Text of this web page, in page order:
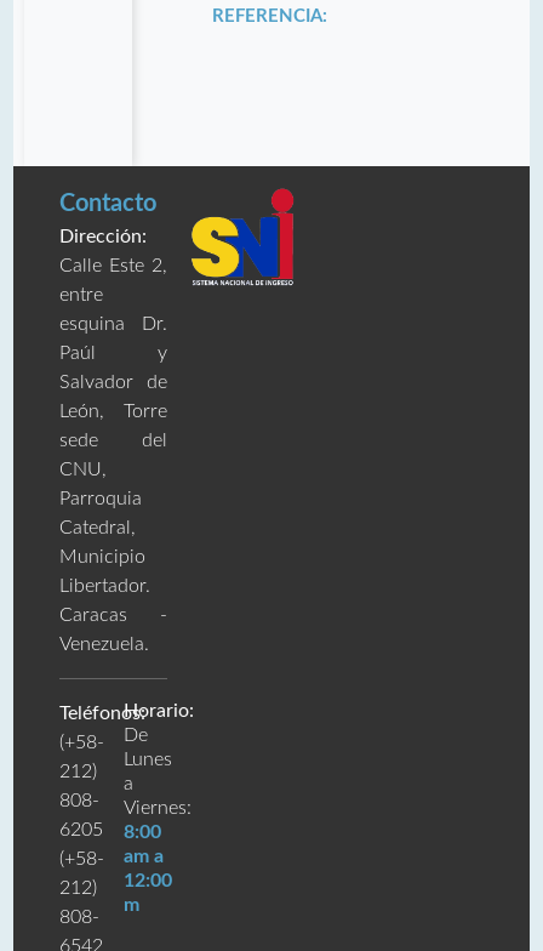
REFERENCIA:
Contacto
Dirección:
Calle Este 2,
entre
esquina Dr.
Paúl y
Salvador de
León, Torre
sede del
CNU,
Parroquia
Catedral,
Municipio
Libertador.
Caracas -
Venezuela.
Teléfonos:
(+58-
212)
808-
6205
(+58-
212)
808-
6542
Horario:
De
Lunes
a
Viernes:
8:00
am a
12:00
m